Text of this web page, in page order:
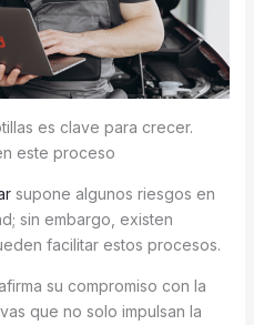
es clave para crecer.
este proceso
supone algunos riesgos en
sin embargo, existen
facilitar estos procesos.
su compromiso con la
que no solo impulsan la